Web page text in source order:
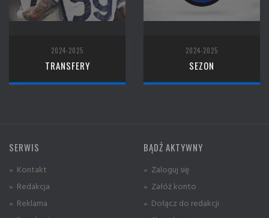
2024-2025
TRANSFERY
2024-2025
SEZON
SERWIS
» Kontakt
» Redakcja
» Reklama
BĄDŹ AKTYWNY
» Zaloguj się
» Załóż konto
» Dołącz do redakcji